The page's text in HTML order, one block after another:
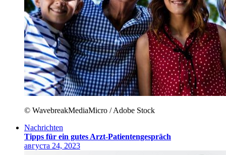
© WavebreakMediaMicro / Adobe Stock
Nachrichten
Tipps für ein gutes Arzt-Patientengespräch
августа 24, 2023